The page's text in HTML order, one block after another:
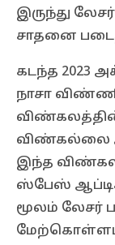
இருந்து
சாதனை
கடந்த 2023
நாசா
விண்கல்லை
இந்த
ஸ்பேஸ்
மூலம் லேசர்